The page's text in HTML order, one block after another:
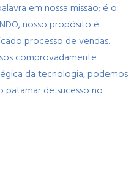
em nossa missão; é o
nosso propósito é
processo de vendas.
comprovadamente
da tecnologia, podemos
patamar de sucesso no